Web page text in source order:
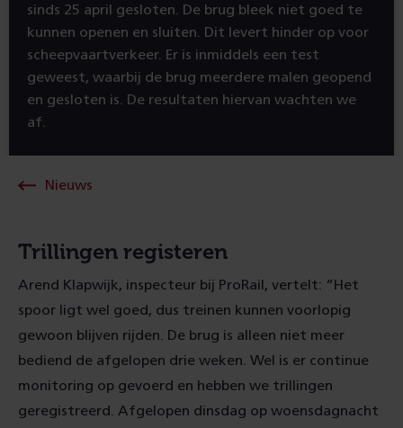
sinds 25 april gesloten. De brug bleek niet goed te
kunnen openen en sluiten. Dit levert hinder op voor
scheepvaartverkeer. Er is inmiddels een test
geweest, waarbij de brug meerdere malen geopend
en gesloten is. De resultaten hiervan wachten we
af.
Nieuws
Trillingen registeren
Arend Klapwijk, inspecteur bij ProRail, vertelt: “Het
spoor ligt wel goed, dus treinen kunnen voorlopig
gewoon blijven rijden. De brug is alleen niet meer
bediend de afgelopen drie weken. Wel is er continue
monitoring op gevoerd en hebben we trillingen
geregistreerd. Afgelopen dinsdag op woensdagnacht